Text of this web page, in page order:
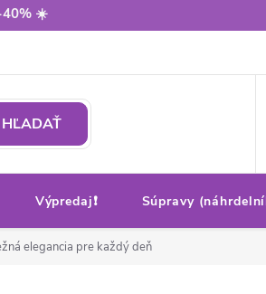
40% ☀️
HĽADAŤ
Výpredaj❗ Súpravy
elegancia pre každý deň